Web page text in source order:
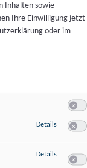
Inhalten sowie
Ihre Einwilligung jetzt
oder im
Details zu
Details zu